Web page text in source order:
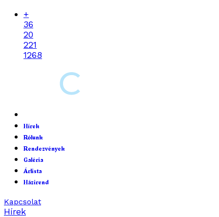
+
36
20
221
1268
Hírek
Rólunk
Rendezvények
Galéria
Árlista
Házirend
Kapcsolat
Hírek